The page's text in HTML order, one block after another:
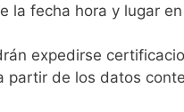
la fecha hora y lugar
expedirse
partir de los datos